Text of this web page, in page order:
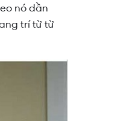
nó dần
trí từ từ